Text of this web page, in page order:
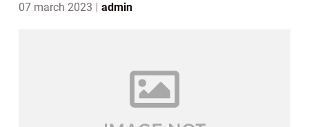
07 march 2023 admin